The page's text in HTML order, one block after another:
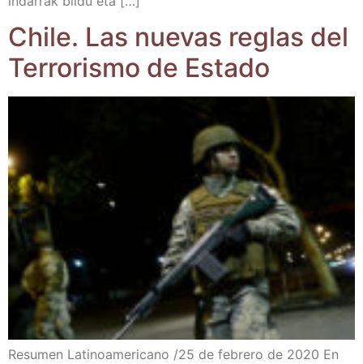
Chi­le. Las nue­vas reglas del
Terro­ris­mo de Estado
Resu­men Lati­no­ame­ri­cano /​25 de febre­ro de 2020 En